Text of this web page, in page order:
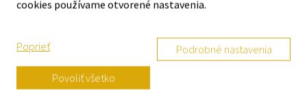
Reklamačný formulár
Kedy obdržím objednaný tovar?
cookies používame otvorené nastavenia.
Poprieť Podrobné nastavenia
Povoliť všetko